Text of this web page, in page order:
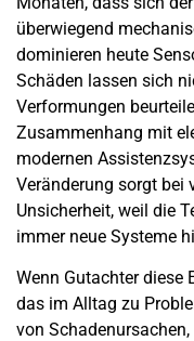
überwiegend
dominieren heute
Schäden lassen sich
Verformungen
Zusammenhang mit
modernen
Veränderung sorgt bei
Unsicherheit, weil die
immer neue Systeme
Wenn Gutachter diese
das im Alltag zu
von